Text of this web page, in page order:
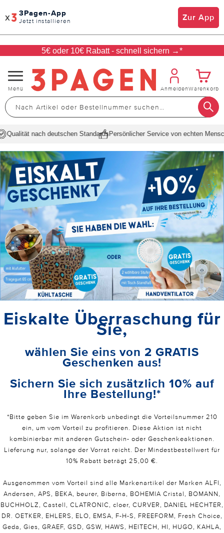
x 3Pagen-App
Jetzt installieren Zur App
5€ oder 10€ Rabatt - schnell sichern →*
Navigation
umschalten
Menü AnmeldenWarenkorb
Qualität nach deutschen StandardsPersönlicher Service von echten
Eiskalte Überraschung für
Sie,
wählen Sie eins von 2 GRATIS
Geschenken aus!
Sichern Sie sich zusätzlich 10% auf
Ihre Bestellung!*
*Bitte geben Sie im Warenkorb unbedingt die Vorteilsnummer 210
ein, um vom Vorteil zu profitieren. Diese Aktion ist nicht
kombinierbar mit anderen Gutschein- oder Geschenkeaktionen.
Lieferung nur, solange der Vorrat reicht. Der Mindestbestellwert für
10% Rabatt beträgt 25,00 €.
Ausgenommen vom Vorteil sind alle Markenartikel der Marken ALFI,
Andersen, APS, BEKA, beurer, Biberna, BOHEMIA Cristal, BOMANN,
BUCHHOLZ, Castell, CLATRONIC, cloer, CURVER, DANIEL HECHTER,
DR. OETKER, EHLERS, ELO, EMSA, F-H-S, FREEFORM, Fresh Choice,
Geda, Gies, GRAEF, GSD, GSW, HAWS, HEITECH, HI, HUGO, KAHLA,